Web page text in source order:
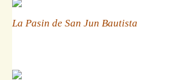
La Pasin de San Jun Bautista